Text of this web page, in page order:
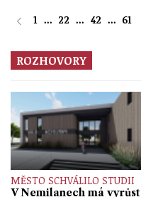
1 ... 22 ... 42 ... 61
ROZHOVORY
MĚSTO SCHVÁLILO STUDII
V Nemilanech má vyrůst